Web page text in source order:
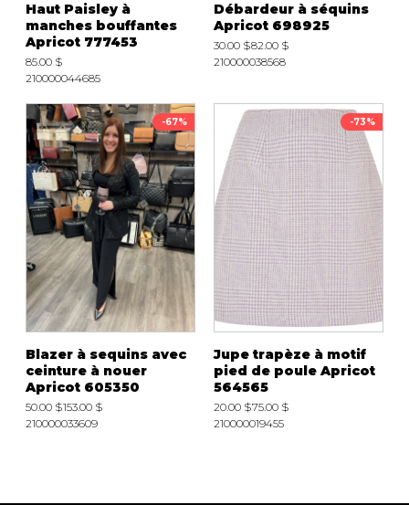
Haut Paisley à
manches bouffantes
Apricot 777453
85.00 $
210000044685
Débardeur à séquins
Apricot 698925
30.00 $82.00 $
210000038568
-67%
Blazer à sequins avec
ceinture à nouer
Apricot 605350
50.00 $153.00 $
210000033609
-73%
Jupe trapèze à motif
pied de poule Apricot
564565
20.00 $75.00 $
210000019455